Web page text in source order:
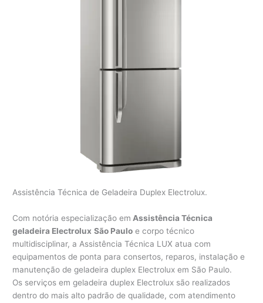
Assistência Técnica de Geladeira Duplex Electrolux.
Com notória especialização em Assistência Técnica
geladeira Electrolux São Paulo e corpo técnico
multidisciplinar, a Assistência Técnica LUX atua com
equipamentos de ponta para consertos, reparos, instalação e
manutenção de geladeira duplex Electrolux em São Paulo.
Os serviços em geladeira duplex Electrolux são realizados
dentro do mais alto padrão de qualidade, com atendimento